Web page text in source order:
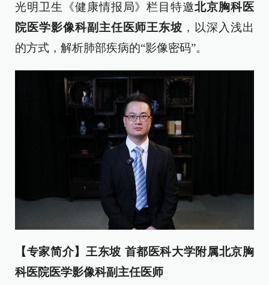
光明卫生《健康情报局》栏目特邀北京胸科医
院医学影像科副主任医师王东坡 ，以深入浅出
的方式，解析肺部疾病的“影像密码”。
【专家简介】 王东坡 首都医科大学附属北京胸
科医院医学影像科副主任医师